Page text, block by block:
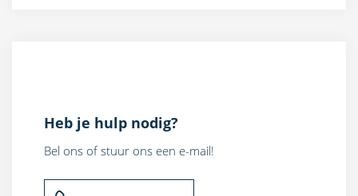
Heb je hulp nodig?
Bel ons of stuur ons een e-mail!